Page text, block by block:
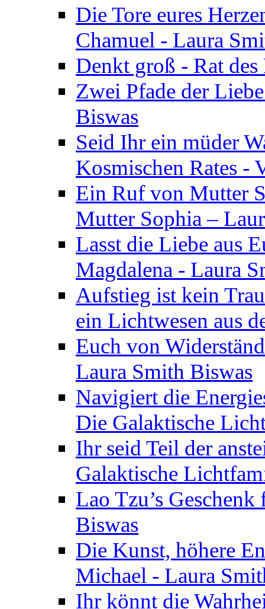
Die Tore eures
Chamuel - Laura
Denkt groß - Rat
Zwei Pfade der
Biswas
Seid Ihr ein müder
Kosmischen Rates -
Ein Ruf von Mutter
Mutter Sophia –
Lasst die Liebe aus
Magdalena - Laura
Aufstieg ist kein
ein Lichtwesen aus
Euch von
Laura Smith Biswas
Navigiert die
Die Galaktische
Ihr seid Teil der
Galaktische
Lao Tzu’s
Biswas
Die Kunst, höhere
Michael - Laura
Ihr könnt die